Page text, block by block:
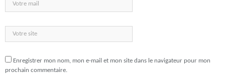
Enregistrer mon nom, mon e-mail et mon site dans le navigateur pour mon
prochain commentaire.